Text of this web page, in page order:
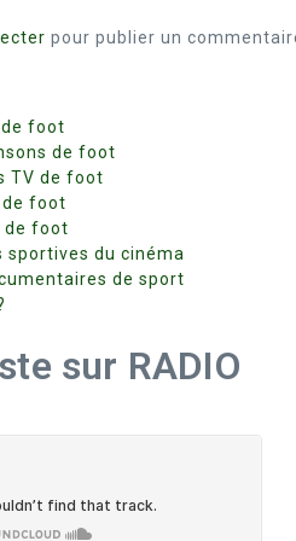
pour publier un
de foot
de foot
TV de foot
de foot
de foot
sportives du cinéma
de sport
sur RADIO